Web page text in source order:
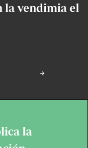
la vendimia el
la